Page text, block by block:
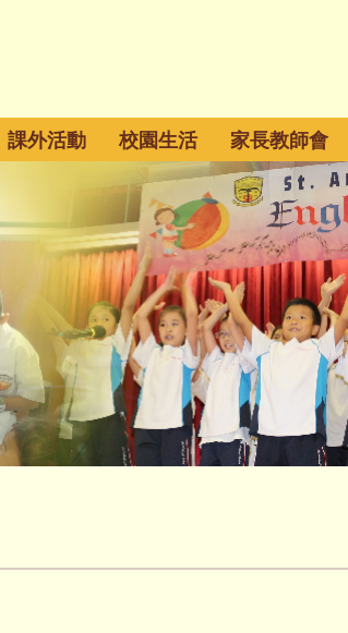
課外活動 校園生活 家長教師會